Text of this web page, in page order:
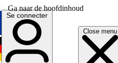
Ga naar de hoofdinhoud
Close menu
English
Deutsch
Se connecter